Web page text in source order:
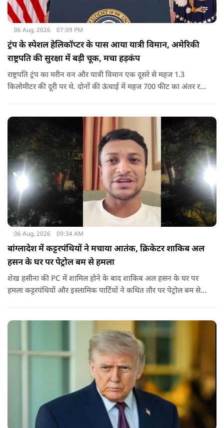
06 Aug, 2026 07:09 PM
ट्रंप के स्पेशल हेलिकॉप्टर के पास आया यात्री विमान, अमेरिकी
राष्ट्रपति की सुरक्षा में बड़ी चूक, मचा हड़कंप
राष्ट्रपति ट्रंप का मरीन वन और यात्री विमान एक दूसरे से महज 1.3
किलोमीटर की दूरी पर थे. दोनों की ऊंचाई में महज 700 फीट का अंतर रह
06 Aug, 2026 09:34 AM
बांग्लादेश में कट्टरपंथियों ने मचाया आतंक, क्रिकेटर शाकिब अल
हसन के घर पर पेट्रोल बम से हमला
शेख हसीना की PC में शामिल होने के बाद शाकिब अल हसन के घर पर
हमला कट्टरपंथियों और इस्लामिक पार्टियों ने कथित तौर पर पेट्रोल बम से
जरिए संबोधन दिया था.